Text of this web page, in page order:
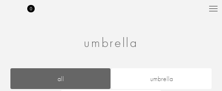
MY PAGE
CART
0
umbrella
all umbrella